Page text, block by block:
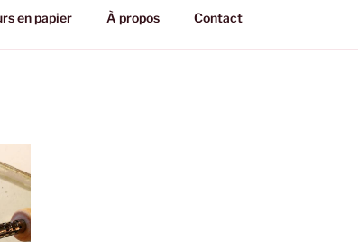
en papier À propos Contact